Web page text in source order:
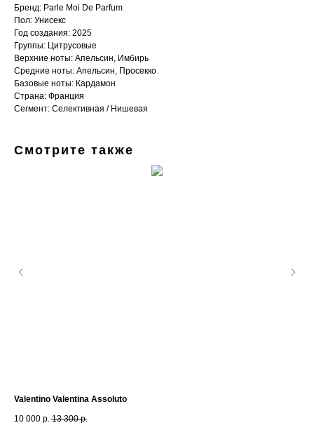
Бренд: Parle Moi De Parfum
Пол: Унисекс
Год создания: 2025
Группы: Цитрусовые
Верхние ноты: Апельсин, Имбирь
Средние ноты: Апельсин, Просекко
Базовые ноты: Кардамон
Страна: Франция
Сегмент: Селективная / Нишевая
Смотрите также
Valentino Valentina Assoluto
10 000 р. 13 300 р.